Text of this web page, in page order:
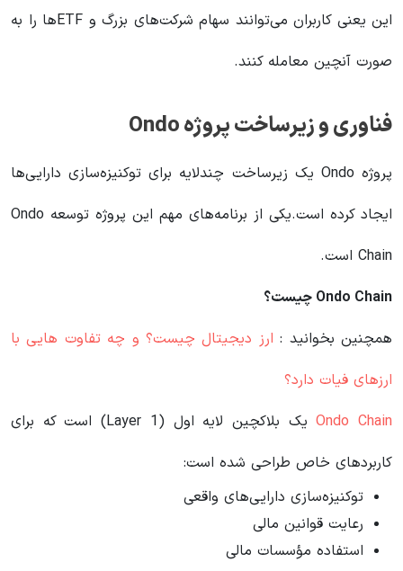
این یعنی کاربران می‌توانند سهام شرکت‌های بزرگ و ETFها را به
صورت آنچین معامله کنند.
فناوری و زیرساخت پروژه Ondo
پروژه Ondo یک زیرساخت چندلایه برای توکنیزه‌سازی دارایی‌ها
ایجاد کرده است.یکی از برنامه‌های مهم این پروژه توسعه Ondo
Chain است.
Ondo Chain چیست؟
همچنین بخوانید : ارز دیجیتال چیست؟ و چه تفاوت هایی با
ارزهای فیات دارد؟
Ondo Chain
یک بلاکچین لایه اول (Layer 1) است که برای
کاربردهای خاص طراحی شده است:
توکنیزه‌سازی دارایی‌های واقعی
رعایت قوانین مالی
استفاده مؤسسات مالی